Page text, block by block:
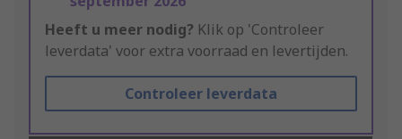
Heeft u meer nodig? Klik op 'Controleer
leverdata' voor extra voorraad en levertijden.
Controleer leverdata